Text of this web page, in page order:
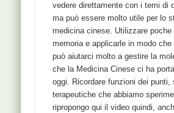
vedere direttamente con i temi di
ma può essere molto utile per lo
medicina cinese. Utilizzare poche
memoria e applicarle in modo che
può aiutarci molto a gestire la
che la Medicina Cinese ci ha
oggi. Ricordare funzioni dei punti,
terapeutiche che abbiamo
ripropongo qui il video quindi,